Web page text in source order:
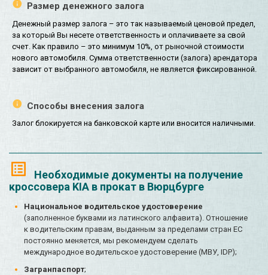
Размер денежного залога
Денежный размер залога – это так называемый ценовой предел,
за который Вы несете ответственность и оплачиваете за свой
счет. Как правило – это минимум 10%, от рыночной стоимости
нового автомобиля. Сумма ответственности (залога) арендатора
зависит от выбранного автомобиля, не является фиксированной.
Способы внесения залога
Залог блокируется на банковской карте или вносится наличными.
Необходимые документы на получение
кроссовера KIA в прокат в Вюрцбурге
Национальное водительское удостоверение
(заполненное буквами из латинского алфавита). Отношение
к водительским правам, выданным за пределами стран ЕС
постоянно меняется, мы рекомендуем сделать
международное водительское удостоверение (МВУ, IDP);
Загранпаспорт;